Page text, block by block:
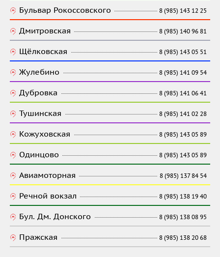
Бульвар Рокоссовского 8 (985) 143 12 25
Дмитровская 8 (985) 140 96 81
Щёлковская 8 (985) 143 05 51
Жулебино 8 (985) 141 09 54
Дубровка 8 (985) 141 06 41
Тушинская 8 (985) 141 02 28
Кожуховская 8 (985) 143 05 89
Одинцово 8 (985) 143 05 89
Авиамоторная 8 (985) 137 84 54
Речной вокзал 8 (985) 138 19 40
Бул. Дм. Донского 8 (985) 138 08 95
Пражская 8 (985) 138 20 68